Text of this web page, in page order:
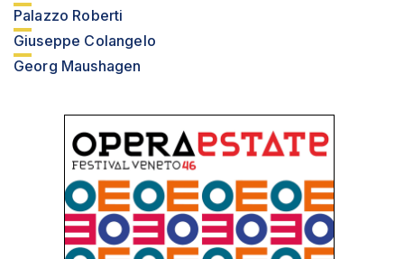
Palazzo Roberti
Giuseppe Colangelo
Georg Maushagen